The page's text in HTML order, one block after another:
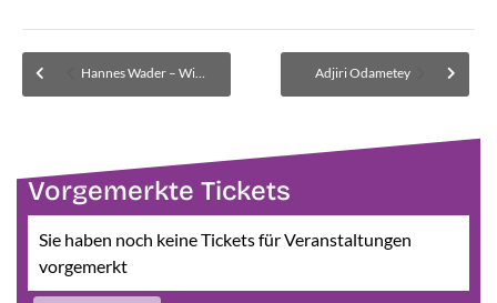
Hannes Wader – Wiederholung Adjiri Odametey
Vorgemerkte Tickets
Sie haben noch keine Tickets für Veranstaltungen
vorgemerkt